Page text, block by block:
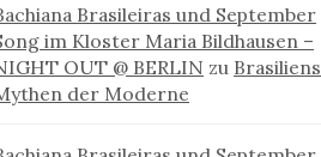
Brasileiras und September
im Kloster Maria Bildhausen –
OUT @ BERLIN zu Brasiliens
der Moderne